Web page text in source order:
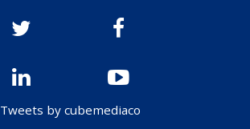
Tweets by cubemediaco